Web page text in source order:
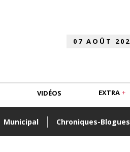
Municipal Chroniques-Blogues
VIDÉOS EXTRA